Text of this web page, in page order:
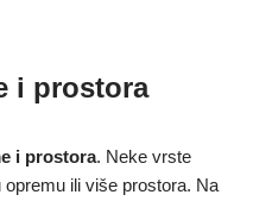
i prostora
i prostora. Neke vrste
ili više prostora. Na